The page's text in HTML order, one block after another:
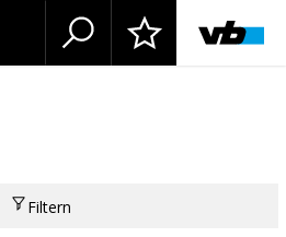
Filtern